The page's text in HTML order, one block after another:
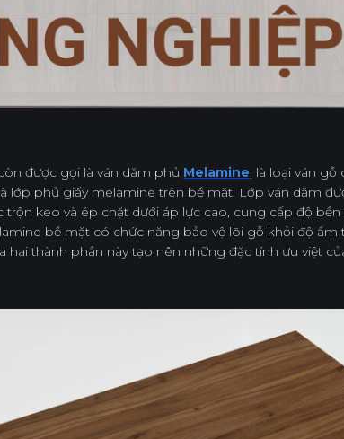
được gọi là ván dăm phủ Melamine , là loại ván
lớp phủ giấy melamine trên bề mặt. Lớp ván dăm
keo và ép chặt dưới áp lực cao, cung cấp độ
bề mặt có chức năng bảo vệ lõi gỗ khỏi độ
hai thành phần này tạo nên những đặc tính ưu việt